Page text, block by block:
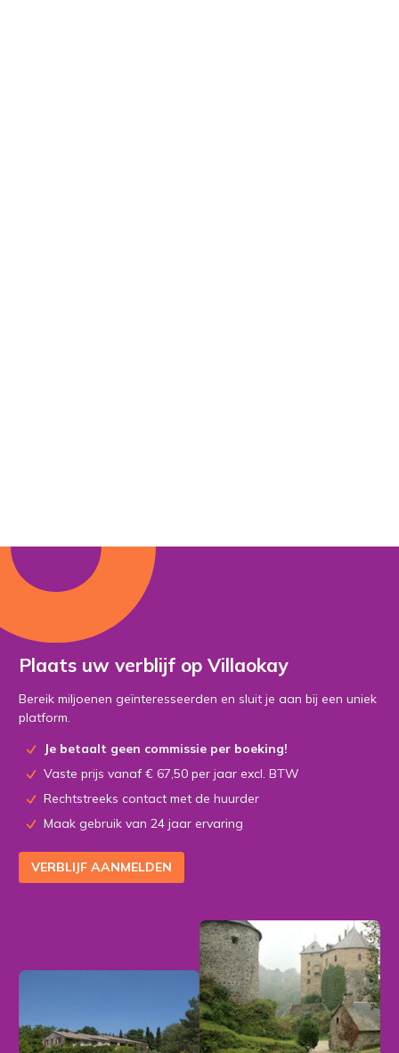
Plaats uw verblijf op Villaokay
Bereik miljoenen geïnteresseerden en sluit je aan bij een uniek
platform.
Je betaalt geen commissie per boeking!
Vaste prijs vanaf € 67,50 per jaar excl. BTW
Rechtstreeks contact met de huurder
Maak gebruik van 24 jaar ervaring
VERBLIJF AANMELDEN